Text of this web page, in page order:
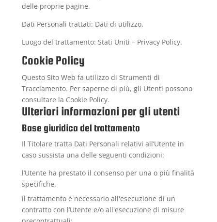
delle proprie pagine.
Dati Personali trattati: Dati di utilizzo.
Luogo del trattamento: Stati Uniti – Privacy Policy.
Cookie Policy
Questo Sito Web fa utilizzo di Strumenti di
Tracciamento. Per saperne di più, gli Utenti possono
consultare la Cookie Policy.
Ulteriori informazioni per gli utenti
Base giuridica del trattamento
Il Titolare tratta Dati Personali relativi all’Utente in
caso sussista una delle seguenti condizioni:
l’Utente ha prestato il consenso per una o più finalità
specifiche.
il trattamento è necessario all'esecuzione di un
contratto con l’Utente e/o all'esecuzione di misure